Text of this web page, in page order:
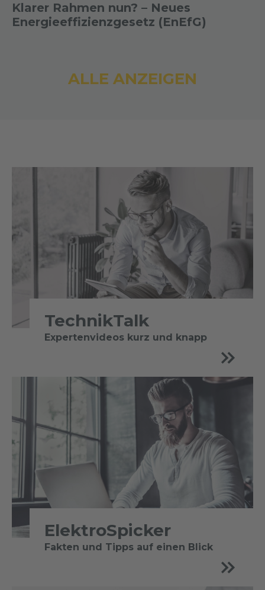
Klarer Rahmen nun? – Neues
Energieeffizienzgesetz (EnEfG)
ALLE ANZEIGEN
TechnikTalk
Expertenvideos kurz und knapp
ElektroSpicker
Fakten und Tipps auf einen Blick